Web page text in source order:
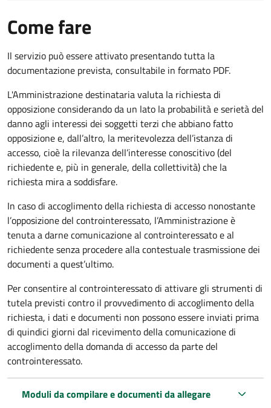
Come fare
Il servizio può essere attivato presentando tutta la
documentazione prevista, consultabile in formato PDF.
L'Amministrazione destinataria valuta la richiesta di
opposizione considerando da un lato la probabilità e serietà del
danno agli interessi dei soggetti terzi che abbiano fatto
opposizione e, dall’altro, la meritevolezza dell’istanza di
accesso, cioè la rilevanza dell’interesse conoscitivo (del
richiedente e, più in generale, della collettività) che la
richiesta mira a soddisfare.
In caso di accoglimento della richiesta di accesso nonostante
l’opposizione del controinteressato, l’Amministrazione è
tenuta a darne comunicazione al controinteressato e al
richiedente senza procedere alla contestuale trasmissione dei
documenti a quest’ultimo.
Per consentire al controinteressato di attivare gli strumenti di
tutela previsti contro il provvedimento di accoglimento della
richiesta, i dati e documenti non possono essere inviati prima
di quindici giorni dal ricevimento della comunicazione di
accoglimento della domanda di accesso da parte del
controinteressato.
Moduli da compilare e documenti da allegare